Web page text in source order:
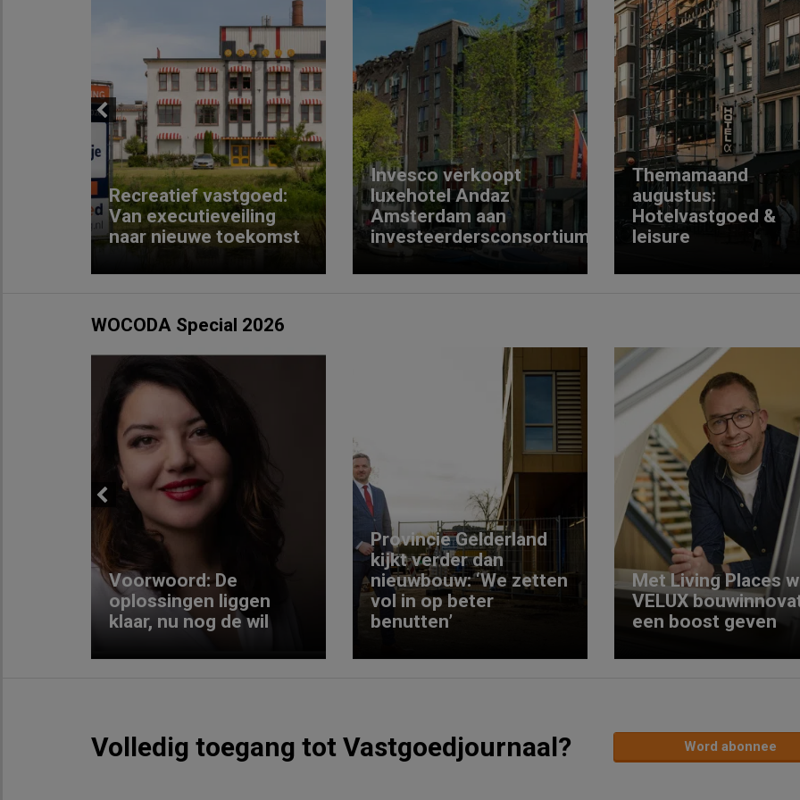
Previous
Recreatief vastgoed:
Van executieveiling
naar nieuwe toekomst
Invesco verkoopt
luxehotel Andaz
Amsterdam aan
investeerdersconsortium
Themamaand
augustus:
Hotelvastgoed &
leisure
WOCODA Special 2026
Previous
Voorwoord: De
oplossingen liggen
klaar, nu nog de wil
Provincie Gelderland
kijkt verder dan
nieuwbouw: ‘We zetten
vol in op beter
benutten’
Met Living Places
VELUX
een boost geven
Volledig toegang tot Vastgoedjournaal? Word abonnee